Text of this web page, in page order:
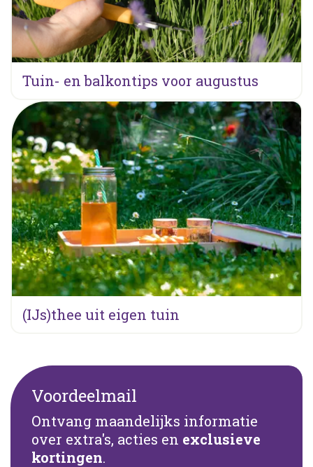
Tuin- en balkontips voor augustus
(IJs)thee uit eigen tuin
Voordeelmail
Ontvang maandelijks informatie
over extra's, acties en exclusieve
kortingen.